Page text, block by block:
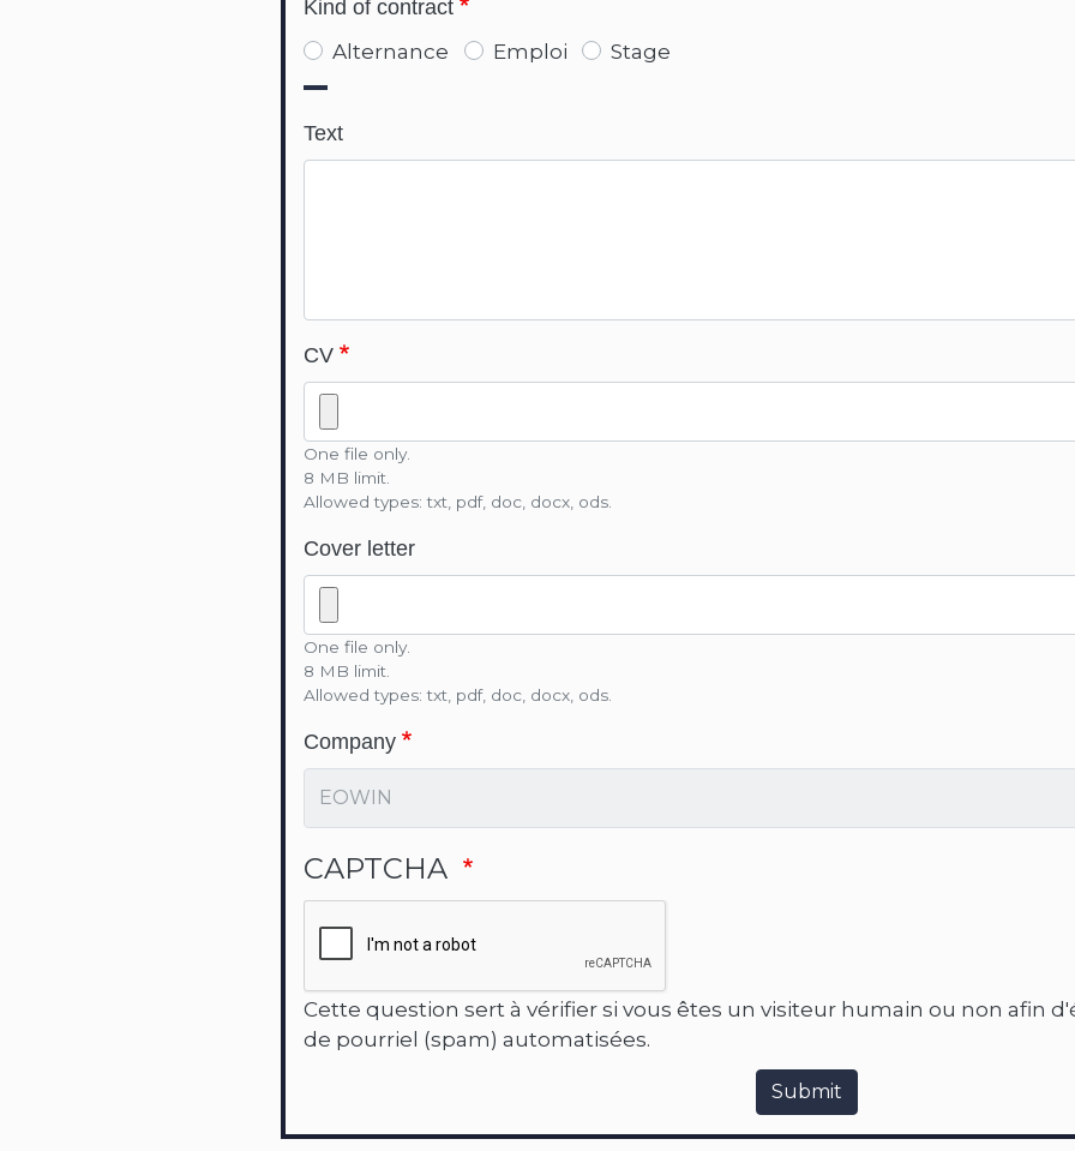
Kind of contract
Alternance Emploi Stage
Text
CV
One file only.
8 MB limit.
Allowed types: txt, pdf, doc, docx, ods.
Cover letter
One file only.
8 MB limit.
Allowed types: txt, pdf, doc, docx, ods.
Company
CAPTCHA
Cette question sert à vérifier si vous êtes un visiteur humain ou non afin
de pourriel (spam) automatisées.
Submit